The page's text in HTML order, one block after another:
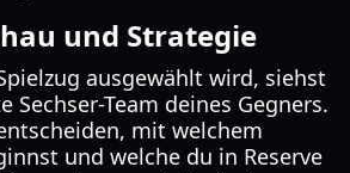
und Strategie
ausgewählt wird, siehst
Sechser-Team deines Gegners.
mit welchem
und welche du in Reserve